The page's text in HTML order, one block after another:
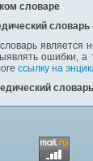
словаре
словарь
является
ошибки,
ссылку на
словарь